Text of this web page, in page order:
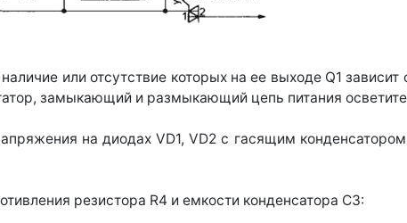
или отсутствие которых на ее выходе Q1 зависит
замыкающий и размыкающий цепь питания
на диодах VD1, VD2 с гасящим
резистора R4 и емкости конденсатора СЗ: